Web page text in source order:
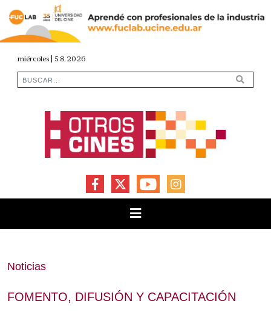
miércoles | 5.8.2026
FACEBOOKYOUTUBEINSTAGRAM
Noticias
FOMENTO, DIFUSIÓN Y CAPACITACIÓN